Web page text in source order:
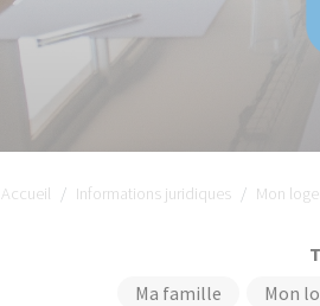
Accueil Informations juridiques Mon
Ma famille
Mon